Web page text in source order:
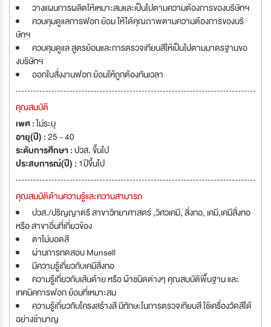
วางแผนการผลิตให้เหมาะสมและเป็นไปตามความต้องการของบริษัทฯ
ควบคุมดูแลการฟอก ย้อม ให้ได้คุณภาพตามความต้องการของบริ
ษัทฯ
ควบคุมดูแล สูตรย้อมและการตรวจเทียบสีให้เป็นไปตามมาตรฐานขอ
งบริษัทฯ
ออกใบสั่งงานฟอก ย้อมให้ถูกต้องทันเวลา
คุณสมบัติ
เพศ :ไม่ระบุ
อายุ(ปี) :25 - 40
ระดับการศึกษา :ปวส. ขึ้นไป
ประสบการณ์(ปี) : 1ปีขึ้นไป
คุณสมบัติด้านความรู้และความสามารถ
ปวส./ปริญญาตรี สาขาวิทยาศาสตร์ ,วิศวเคมี, สิ่งทอ, เคมี,เคมีสิ่งทอ
หรือ สาขาอื่นที่เกี่ยวข้อง
ตาไม่บอดสี
ผ่านการทดสอบ Munsell
มีความรู้เกี่ยวกับเคมีสิ่งทอ
ความรู้เกี่ยวกับเส้นด้าย หรือ ผ้าชนิดต่างๆ คุณสมบัติพื้นฐาน และ
เทคนิคการฟอก ย้อมที่เหมาะสม
ความรู้เกี่ยวกับโครงสร้างสี มีทักษะในการตรวจเทียบสี ใช้เครื่องวัดสีได้
อย่างชำนาญ